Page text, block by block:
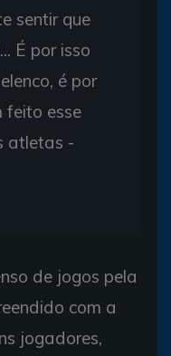
sentir que
É por isso
é por
feito esse
atletas -
de jogos pela
com a
jogadores,